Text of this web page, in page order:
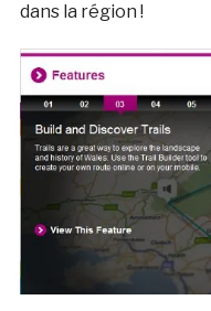
dans la région !